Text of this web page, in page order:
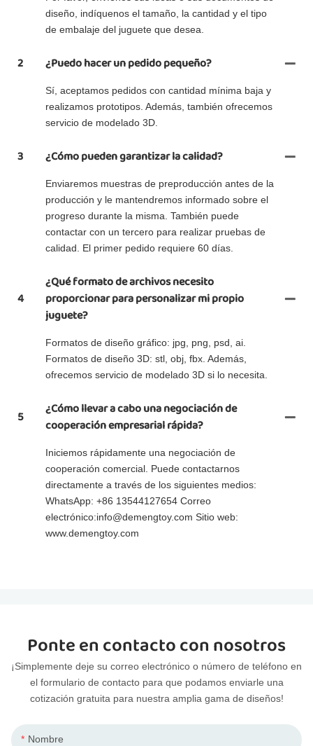
diseño, indíquenos el tamaño, la cantidad y el tipo
de embalaje del juguete que desea.
2 ¿Puedo hacer un pedido pequeño?
Sí, aceptamos pedidos con cantidad mínima baja y
realizamos prototipos. Además, también ofrecemos
servicio de modelado 3D.
3 ¿Cómo pueden garantizar la calidad?
Enviaremos muestras de preproducción antes de la
producción y le mantendremos informado sobre el
progreso durante la misma. También puede
contactar con un tercero para realizar pruebas de
calidad. El primer pedido requiere 60 días.
4
¿Qué formato de archivos necesito
proporcionar para personalizar mi propio
juguete?
Formatos de diseño gráfico: jpg, png, psd, ai.
Formatos de diseño 3D: stl, obj, fbx. Además,
ofrecemos servicio de modelado 3D si lo necesita.
5
¿Cómo llevar a cabo una negociación de
cooperación empresarial rápida?
Iniciemos rápidamente una negociación de
cooperación comercial. Puede contactarnos
directamente a través de los siguientes medios:
WhatsApp: +86 13544127654 Correo
electrónico:info@demengtoy.com Sitio web:
www.demengtoy.com
Ponte en contacto con nosotros
¡Simplemente deje su correo electrónico o número de teléfono en
el formulario de contacto para que podamos enviarle una
cotización gratuita para nuestra amplia gama de diseños!
Nombre